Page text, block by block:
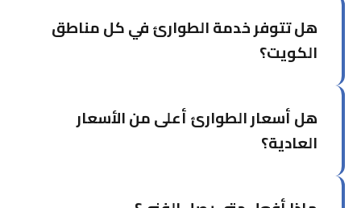
هل تتوفر خدمة الطوارئ في كل مناطق
الكويت؟
وقت الوصول حسب البُعد عن مركزنا في حولي، لكننا
نسعى دائماً للوصول في أقل وقت ممكن.
هل أسعار الطوارئ أعلى من الأسعار
العادية؟